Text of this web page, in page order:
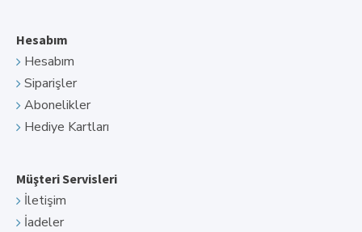
Hesabım
Hesabım
Siparişler
Abonelikler
Hediye Kartları
Müşteri Servisleri
İletişim
İadeler